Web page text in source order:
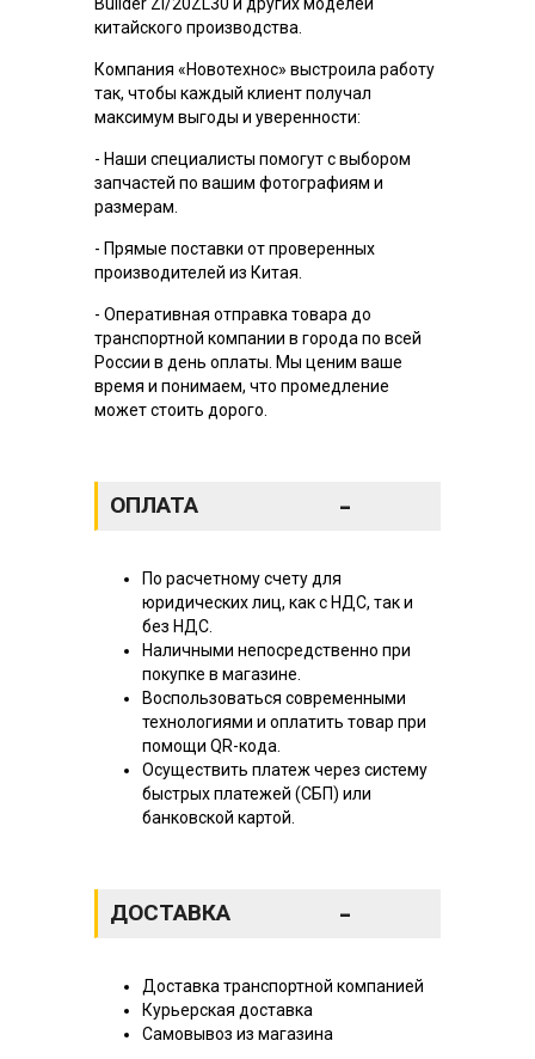
китайского производства.
Компания «Новотехнос» выстроила работу
так, чтобы каждый клиент получал
максимум выгоды и уверенности:
- Наши специалисты помогут с выбором
запчастей по вашим фотографиям и
размерам.
- Прямые поставки от проверенных
производителей из Китая.
- Оперативная отправка товара до
транспортной компании в города по всей
России в день оплаты. Мы ценим ваше
время и понимаем, что промедление
может стоить дорого.
ОПЛАТА -
По расчетному счету для
юридических лиц, как с НДС, так и
без НДС.
Наличными непосредственно при
покупке в магазине.
Воспользоваться современными
технологиями и оплатить товар при
помощи QR-кода.
Осуществить платеж через систему
быстрых платежей (СБП) или
банковской картой.
ДОСТАВКА -
Доставка транспортной компанией
Курьерская доставка
Самовывоз из магазина